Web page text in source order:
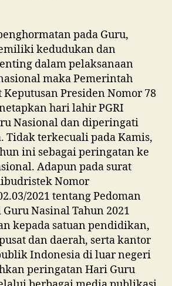
pada Guru,
kedudukan dan
dalam pelaksanaan
maka Pemerintah
Presiden Nomor 78
hari lahir PGRI
Nasional dan diperingati
Tidak terkecuali pada Kamis,
ini sebagai peringatan ke
Adapun pada surat
Nomor
2021 tentang Pedoman
Nasinal Tahun 2021
kepada satuan pendidikan,
dan daerah, serta kantor
Indonesia di luar negeri
peringatan Hari Guru